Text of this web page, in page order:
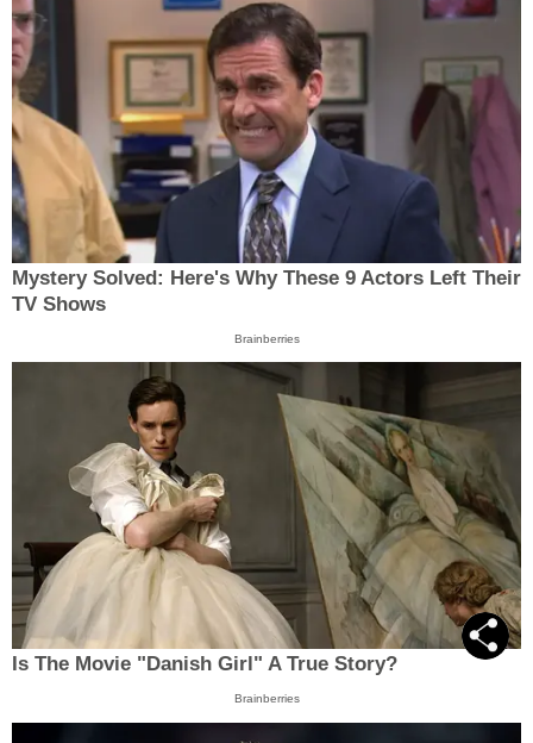
Mystery Solved: Here's Why These 9 Actors Left Their
TV Shows
Brainberries
Is The Movie "Danish Girl" A True Story?
Brainberries